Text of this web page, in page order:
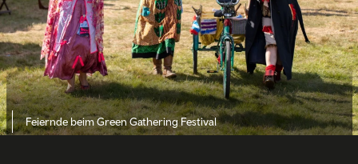
Feiernde beim Green Gathering Festival